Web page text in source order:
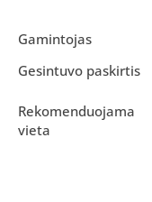
Gamintojas
Gesintuvo paskirtis
Rekomenduojama
vieta